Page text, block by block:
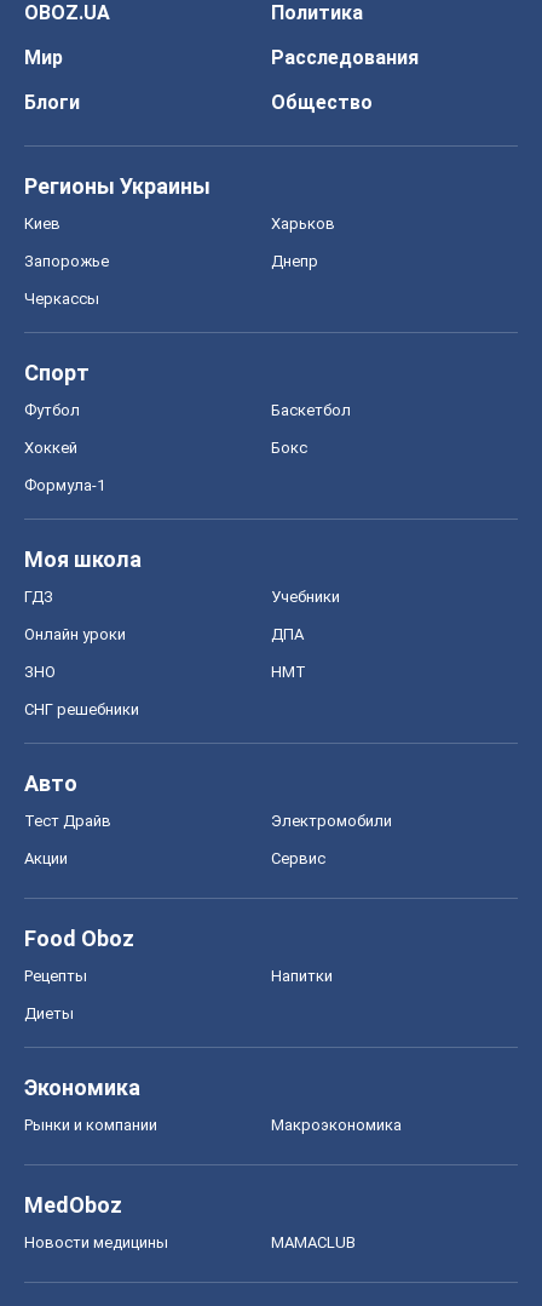
OBOZ.UA
Политика
Мир
Расследования
Блоги
Общество
Регионы Украины
Киев Харьков
Запорожье Днепр
Черкассы
Спорт
Футбол Баскетбол
Хоккей Бокс
Формула-1
Моя школа
ГДЗ Учебники
Онлайн уроки ДПА
ЗНО НМТ
СНГ решебники
Авто
Тест Драйв Электромобили
Акции Сервис
Food Oboz
Рецепты Напитки
Диеты
Экономика
Рынки и компании Mакроэкономика
MedOboz
Новости медицины MAMACLUB